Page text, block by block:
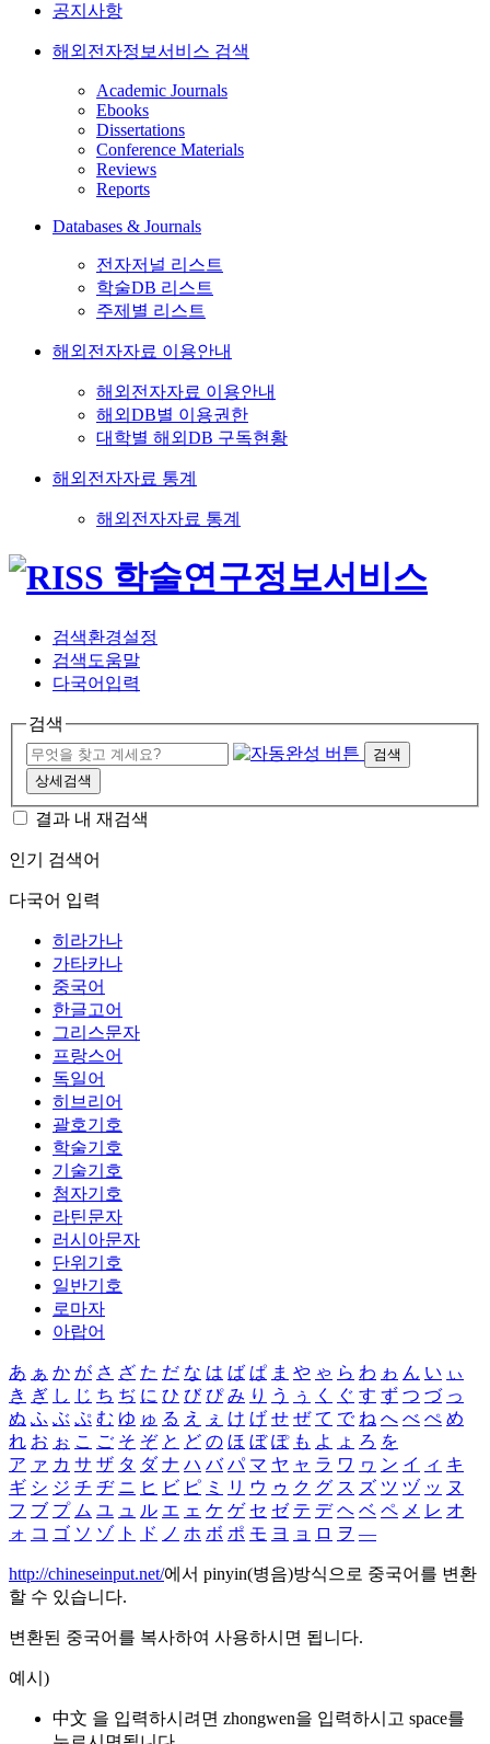
공지사항
해외전자정보서비스 검색
Academic Journals
Ebooks
Dissertations
Conference Materials
Reviews
Reports
Databases & Journals
전자저널 리스트
학술DB 리스트
주제별 리스트
해외전자자료 이용안내
해외전자자료 이용안내
해외DB별 이용권한
대학별 해외DB 구독현황
해외전자자료 통계
해외전자자료 통계
검색환경설정
검색도움말
다국어입력
검색
검색
상세검색
결과 내 재검색
인기 검색어
다국어 입력
히라가나
가타카나
중국어
한글고어
그리스문자
프랑스어
독일어
히브리어
괄호기호
학술기호
기술기호
첨자기호
라틴문자
러시아문자
단위기호
일반기호
로마자
아랍어
あ ぁ か が さ ざ た だ な は ば ぱ ま や ゃ ら わ ゎ ん い ぃ
き ぎ し じ ち ぢ に ひ び ぴ み り う ぅ く ぐ す ず つ づ っ
ぬ ふ ぶ ぷ む ゆ ゅ る え ぇ け げ せ ぜ て で ね へ べ ぺ め
れ お ぉ こ ご そ ぞ と ど の ほ ぼ ぽ も よ ょ ろ を
ア ァ カ サ ザ タ ダ ナ ハ バ パ マ ヤ ャ ラ ワ ヮ ン イ ィ キ
ギ シ ジ チ ヂ ニ ヒ ビ ピ ミ リ ウ ゥ ク グ ス ズ ツ ヅ ッ ヌ
フ ブ プ ム ユ ュ ル エ ェ ケ ゲ セ ゼ テ デ ヘ ベ ペ メ レ オ
ォ コ ゴ ソ ゾ ト ド ノ ホ ボ ポ モ ヨ ョ ロ ヲ ―
http://chineseinput.net/에서 pinyin(병음)방식으로 중국어를 변환
할 수 있습니다.
변환된 중국어를 복사하여 사용하시면 됩니다.
예시)
中文 을 입력하시려면 zhongwen을 입력하시고 space를